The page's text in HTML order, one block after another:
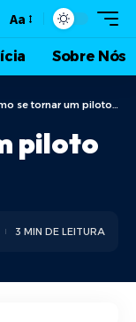
Aa
Sobre Nós
se tornar um piloto de helicóptero?
piloto
3 MIN DE LEITURA